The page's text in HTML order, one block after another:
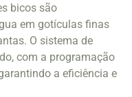
bicos são
em gotículas finas
O sistema de
com a programação
a eficiência e